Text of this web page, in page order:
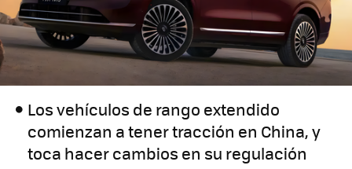
Los vehículos de rango extendido
comienzan a tener tracción en China, y
toca hacer cambios en su regulación